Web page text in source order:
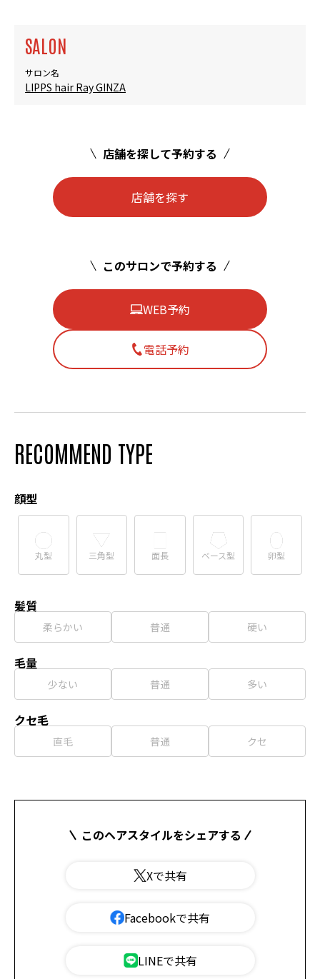
SALON
サロン名
LIPPS hair Ray GINZA
店舗を探して予約する
店舗を探す
このサロンで予約する
WEB予約
電話予約
RECOMMEND TYPE
顔型
丸型 三角型 面長 ベース型 卵型
髪質
柔らかい 普通 硬い
毛量
少ない 普通 多い
クセ毛
直毛 普通 クセ
このヘアスタイルをシェアする
Xで共有
Facebookで共有
LINEで共有